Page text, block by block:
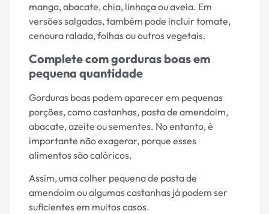
manga, abacate, chia, linhaça ou aveia. Em
versões salgadas, também pode incluir tomate,
cenoura ralada, folhas ou outros vegetais.
Complete com gorduras boas em
pequena quantidade
Gorduras boas podem aparecer em pequenas
porções, como castanhas, pasta de amendoim,
abacate, azeite ou sementes. No entanto, é
importante não exagerar, porque esses
alimentos são calóricos.
Assim, uma colher pequena de pasta de
amendoim ou algumas castanhas já podem ser
suficientes em muitos casos.